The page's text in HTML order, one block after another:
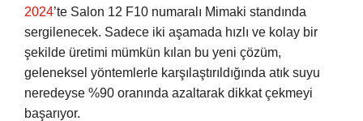
2024’te Salon 12 F10 numaralı Mimaki standında
sergilenecek. Sadece iki aşamada hızlı ve kolay bir
şekilde üretimi mümkün kılan bu yeni çözüm,
geleneksel yöntemlerle karşılaştırıldığında atık suyu
neredeyse %90 oranında azaltarak dikkat çekmeyi
başarıyor.